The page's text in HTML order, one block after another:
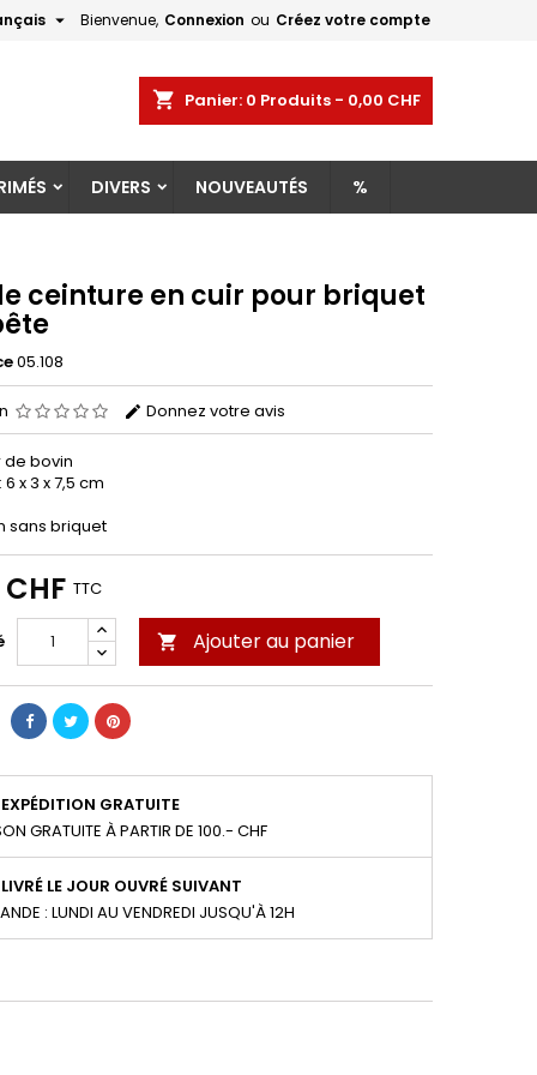
Bienvenue, Connexion ou Créez votre compte

shopping_cart Panier: 0 Produits - 0,00 CHF
DIVERS NOUVEAUTÉS %
ceinture en cuir pour briquet
05.108
Donnez votre avis
de bovin
x 3 x 7,5 cm
sans briquet
TTC
 Ajouter au panier
EXPÉDITION GRATUITE
GRATUITE À PARTIR DE 100.- CHF
LIVRÉ LE JOUR OUVRÉ SUIVANT
: LUNDI AU VENDREDI JUSQU'À 12H